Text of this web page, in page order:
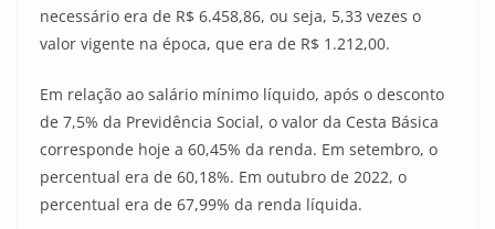
necessário era de R$ 6.458,86, ou seja, 5,33 vezes o
valor vigente na época, que era de R$ 1.212,00.
Em relação ao salário mínimo líquido, após o desconto
de 7,5% da Previdência Social, o valor da Cesta Básica
corresponde hoje a 60,45% da renda. Em setembro, o
percentual era de 60,18%. Em outubro de 2022, o
percentual era de 67,99% da renda líquida.